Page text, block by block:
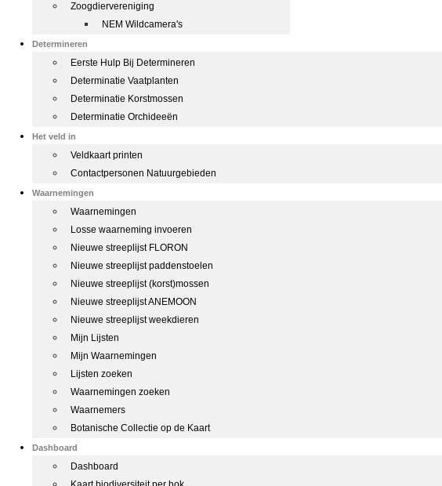
Zoogdiervereniging
NEM Wildcamera's
Determineren
Eerste Hulp Bij Determineren
Determinatie Vaatplanten
Determinatie Korstmossen
Determinatie Orchideeën
Het veld in
Veldkaart printen
Contactpersonen Natuurgebieden
Waarnemingen
Waarnemingen
Losse waarneming invoeren
Nieuwe streeplijst FLORON
Nieuwe streeplijst paddenstoelen
Nieuwe streeplijst (korst)mossen
Nieuwe streeplijst ANEMOON
Nieuwe streeplijst weekdieren
Mijn Lijsten
Mijn Waarnemingen
Lijsten zoeken
Waarnemingen zoeken
Waarnemers
Botanische Collectie op de Kaart
Dashboard
Dashboard